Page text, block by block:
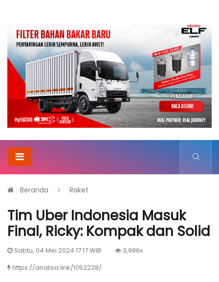
Beranda Raket
Tim Uber Indonesia Masuk
Final, Ricky: Kompak dan Solid
Sabtu, 04 Mei 2024 17:17 WIB
3,986x
https://analisa.link/1052228/